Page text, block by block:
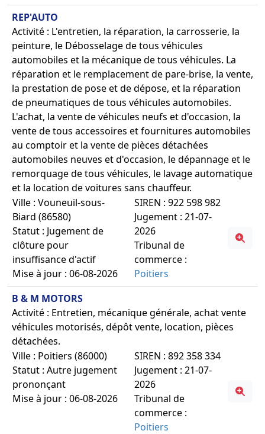
REP'AUTO
Activité : L'entretien, la réparation, la carrosserie, la
peinture, le Débosselage de tous véhicules
automobiles et la mécanique de tous véhicules. La
réparation et le remplacement de pare-brise, la vente,
la prestation de pose et de dépose, et la réparation
de pneumatiques de tous véhicules automobiles.
L'achat, la vente de véhicules neufs et d'occasion, la
vente de tous accessoires et fournitures automobiles
au comptoir et la vente de pièces détachées
automobiles neuves et d'occasion, le dépannage et le
remorquage de tous véhicules, le lavage automatique
et la location de voitures sans chauffeur.
Ville : Vouneuil-sous-
Biard (86580)
Statut : Jugement de
clôture pour
insuffisance d'actif
Mise à jour : 06-08-2026
SIREN : 922 598 982
Jugement : 21-07-
2026
Tribunal de
commerce :
Poitiers
B & M MOTORS
Activité : Entretien, mécanique générale, achat vente
véhicules motorisés, dépôt vente, location, pièces
détachées.
Ville : Poitiers (86000)
Statut : Autre jugement
prononçant
Mise à jour : 06-08-2026
SIREN : 892 358 334
Jugement : 21-07-
2026
Tribunal de
commerce :
Poitiers